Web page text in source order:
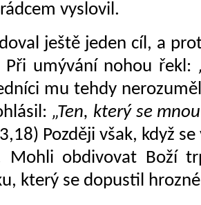
vyslovil.
ještě jeden cíl, a
Při umývání nohou řekl:
mu teh­dy
„Ten, který se
Později však, když
Mohli obdivovat Boží
který se dopustil